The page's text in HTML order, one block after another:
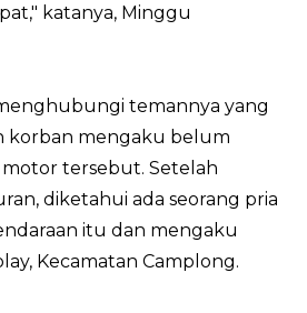
katanya, Minggu
temannya yang
korban mengaku belum
tersebut. Setelah
diketahui ada seorang pria
itu dan mengaku
Kecamatan Camplong.